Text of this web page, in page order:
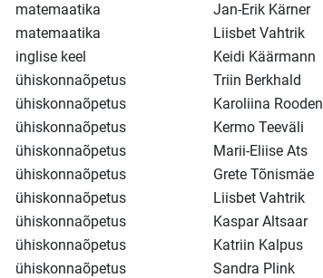
matemaatika
Jan-Erik Kärner
matemaatika
Liisbet Vahtrik
inglise keel
Keidi Käärmann
ühiskonnaõpetus
Triin Berkhald
ühiskonnaõpetus
Karoliina Rooden
ühiskonnaõpetus
Kermo Teeväli
ühiskonnaõpetus
Marii-Eliise Ats
ühiskonnaõpetus
Grete Tõnismäe
ühiskonnaõpetus
Liisbet Vahtrik
ühiskonnaõpetus
Kaspar Altsaar
ühiskonnaõpetus
Katriin Kalpus
ühiskonnaõpetus
Sandra Plink